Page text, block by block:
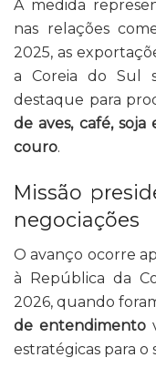
A medida
nas relações
2025, as
a Coreia do Sul
destaque para
de aves, café,
couro.
Missão
negociações
O avanço ocorre
à República da
2026, quando
de entendimento
estratégicas para